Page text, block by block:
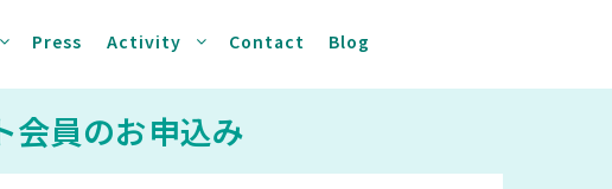
Press Activity Contact Blog
員のお申込み